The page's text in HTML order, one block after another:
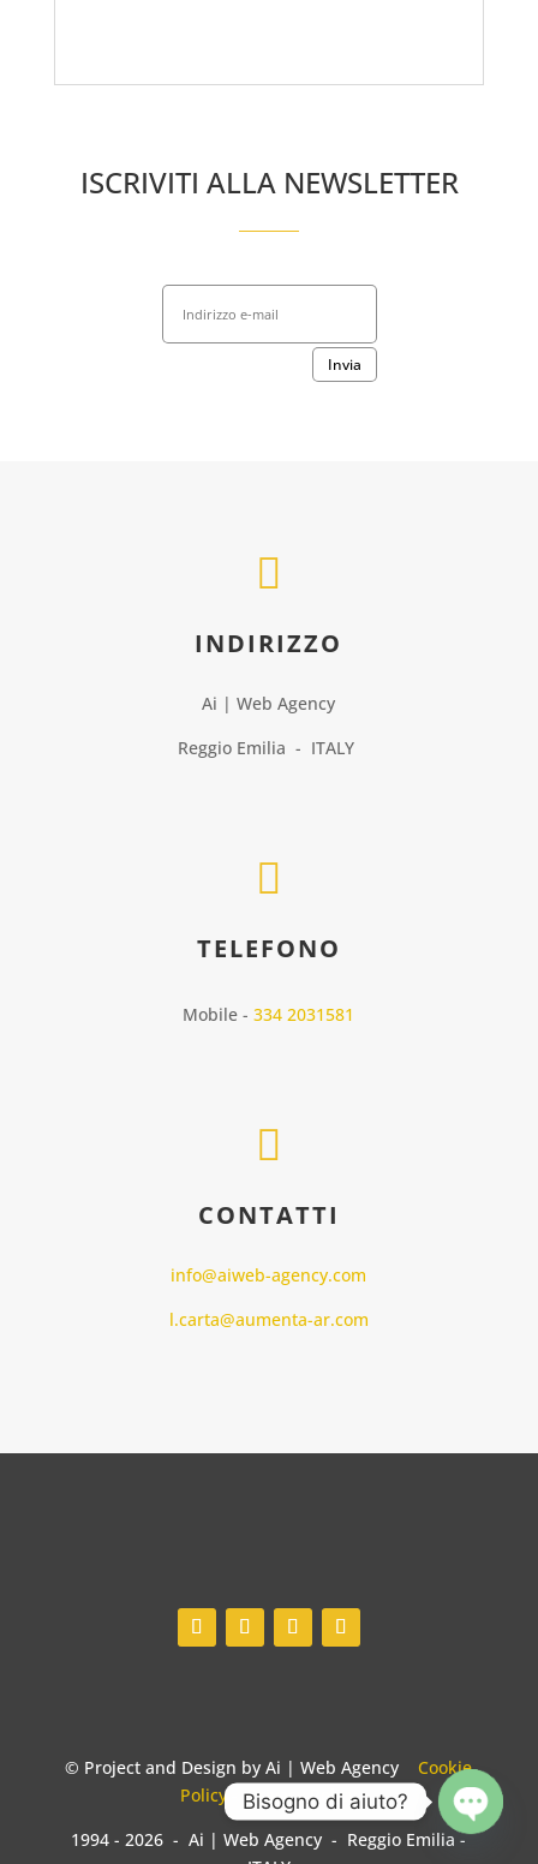
ISCRIVITI ALLA NEWSLETTER
Invia

INDIRIZZO
Ai | Web Agency
Reggio Emilia - ITALY

TELEFONO
Mobile -334 2031581

CONTATTI
info@aiweb-agency.com
l.carta@aumenta-ar.com
© Project and Design by Ai | Web Agency
Cookie
Policy
Privacy Policy
1994 - 2026 - Ai | Web Agency - Reggio Emilia -
Bisogno di aiuto?